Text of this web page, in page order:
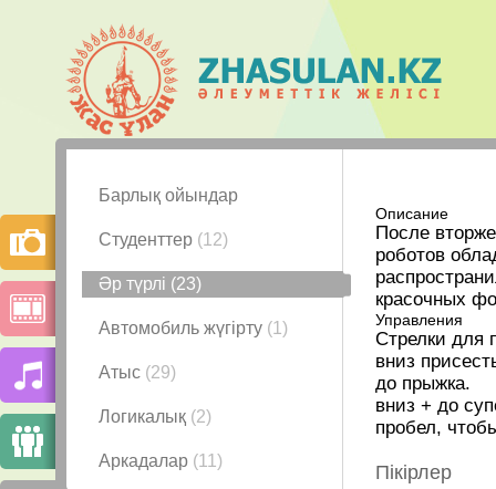
Барлық ойындар
Студенттер (12)
Әр түрлі (23)
Автомобиль жүгірту (1)
Атыс (29)
Логикалық (2)
Аркадалар (11)
Описание
После
роботов
красочных
Управления
Стрелки для
вниз
до прыжка.
вниз + до
пробел,
Пікірлер